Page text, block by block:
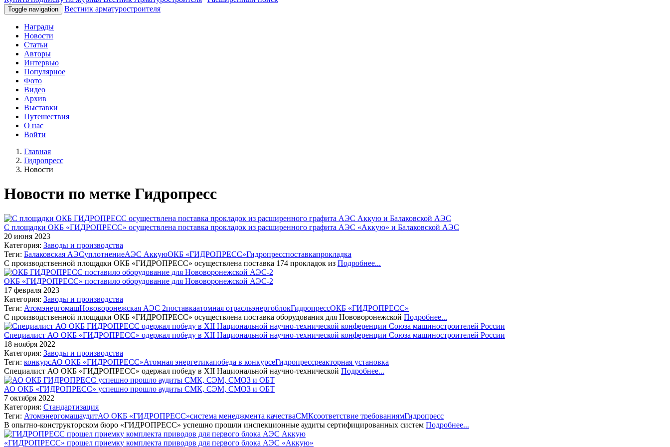
Toggle navigation Вестник арматуростроителя
Награды
Новости
Статьи
Авторы
Интервью
Популярное
Фото
Видео
Архив
Выставки
Путешествия
О нас
Войти
Главная
Гидропресс
Новости
Новости по метке Гидропресс
С площадки ОКБ «ГИДРОПРЕСС» осуществлена поставка прокладок из расширенного графита АЭС «Аккую» и Балаковской АЭС
20 июня 2023
Категория: Заводы и производства
Теги: Балаковская АЭСуплотнениеАЭС АккуюОКБ «ГИДРОПРЕСС»Гидропресспоставкапрокладка
С производственной площадки ОКБ «ГИДРОПРЕСС» осуществлена поставка 174 прокладок из Подробнее...
ОКБ «ГИДРОПРЕСС» поставило оборудование для Нововоронежской АЭС-2
17 февраля 2023
Категория: Заводы и производства
Теги: АтомэнергомашНововоронежская АЭС 2поставкаатомная отрасльэнергоблокГидропрессОКБ «ГИДРОПРЕСС»
С производственной площадки ОКБ «ГИДРОПРЕСС» осуществлена поставка оборудования для Нововоронежской Подробнее...
Специалист АО ОКБ «ГИДРОПРЕСС» одержал победу в XII Национальной научно-технической конференции Союза машиностроителей России
18 ноября 2022
Категория: Заводы и производства
Теги: конкурсАО ОКБ «ГИДРОПРЕСС»Атомная энергетикапобеда в конкурсеГидропрессреакторная установка
Специалист АО ОКБ «ГИДРОПРЕСС» одержал победу в XII Национальной научно-технической Подробнее...
АО ОКБ «ГИДРОПРЕСС» успешно прошло аудиты СМК, СЭМ, СМОЗ и ОБТ
7 октября 2022
Категория: Стандартизация
Теги: АтомэнергомашаудитАО ОКБ «ГИДРОПРЕСС»система менеджмента качестваСМКсоответствие требованиямГидропресс
В опытно-конструкторском бюро «ГИДРОПРЕСС» успешно прошли инспекционные аудиты сертифицированных систем Подробнее...
«ГИДРОПРЕСС» прошел приемку комплекта приводов для первого блока АЭС «Аккую»